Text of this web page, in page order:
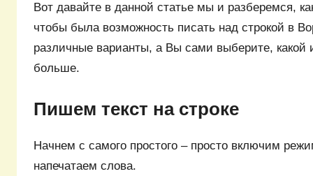
Вот давайте в данной статье мы и разберемся,
чтобы была возможность писать над строкой в
различные варианты, а Вы сами выберите, какой
больше.
Пишем текст на строке
Начнем с самого простого – просто включим
напечатаем слова.